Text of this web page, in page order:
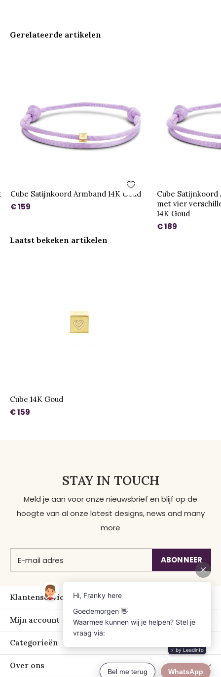
Gerelateerde artikelen
Cube Satijnkoord Armband 14K Goud
€ 159
Cube Satijnkoord
met vier
14K Goud
€ 189
Laatst bekeken artikelen
Cube 14K Goud
€ 159
STAY IN TOUCH
Meld je aan voor onze nieuwsbrief en blijf op de
hoogte van al onze latest designs, news and many
more
ABONNEER
Klantenservice
Mijn account
Categorieën
Over ons